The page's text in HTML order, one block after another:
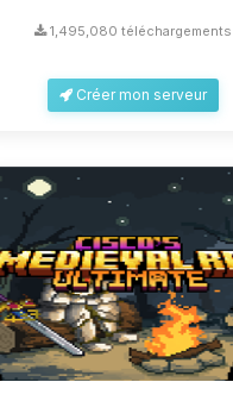
1,495,080 téléchargements
Créer mon serveur